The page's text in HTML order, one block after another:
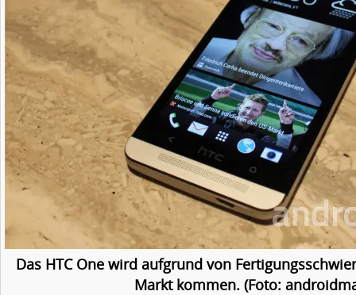
Das HTC One wird aufgrund von
Markt kommen. (Foto: